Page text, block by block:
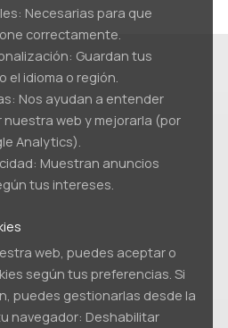
Necesarias para que
correctamente.
Guardan tus
el idioma o región.
Nos ayudan a entender
nuestra web y mejorarla (por
Analytics).
Muestran anuncios
tus intereses.
web, puedes aceptar o
según tus preferencias. Si
puedes gestionarlas desde la
navegador: Deshabilitar